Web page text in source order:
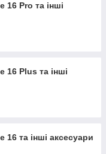
Pro та інші
Plus та інші
та інші аксесуари